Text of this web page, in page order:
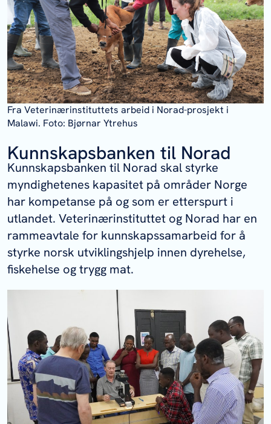
Fra Veterinærinstituttets arbeid i Norad-prosjekt i
Malawi. Foto: Bjørnar Ytrehus
Kunnskapsbanken til Norad
Kunnskapsbanken til Norad skal styrke
myndighetenes kapasitet på områder Norge
har kompetanse på og som er etterspurt i
utlandet. Veterinærinstituttet og Norad har en
rammeavtale for kunnskapssamarbeid for å
styrke norsk utviklingshjelp innen dyrehelse,
fiskehelse og trygg mat.